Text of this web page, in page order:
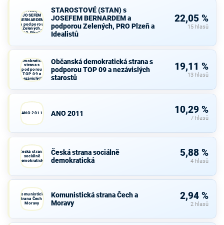
(STAN) s
JOSEFEM
BERNARDEM
a podporou
Zelených,
PRO Plzeň a
STAROSTOVÉ (STAN) s
JOSEFEM BERNARDEM a
podporou Zelených, PRO Plzeň a
Idealistů
22,05 %
15 hlasů
demokratická
strana s
podporou
TOP 09 a
nezávislých
starostů
Občanská demokratická strana s
podporou TOP 09 a nezávislých
starostů
19,11 %
13 hlasů
ANO 2011 ANO 2011 10,29 %
7 hlasů
Česká strana
sociálně
demokratická
Česká strana sociálně
demokratická
5,88 %
4 hlasů
Komunistická
strana Čech a
Moravy
Komunistická strana Čech a
Moravy
2,94 %
2 hlasů